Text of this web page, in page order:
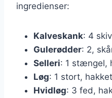
ingredienser:
Kalveskank: 4
Gulerødder: 2,
Selleri: 1 stængel,
Løg: 1 stort,
Hvidløg: 3 fed,